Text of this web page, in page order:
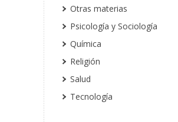
Otras materias
Psicología y Sociología
Química
Religión
Salud
Tecnología